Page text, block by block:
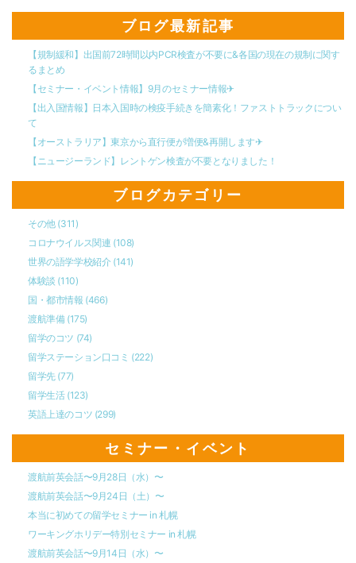
ブログ最新記事
【規制緩和】出国前72時間以内PCR検査が不要に&各国の現在の規制に関す
るまとめ
【セミナー・イベント情報】9月のセミナー情報✈︎
【出入国情報】日本入国時の検疫手続きを簡素化！ファストトラックについ
て
【オーストラリア】東京から直行便が増便&再開します✈︎
【ニュージーランド】レントゲン検査が不要となりました！
ブログカテゴリー
その他 (311)
コロナウイルス関連 (108)
世界の語学学校紹介 (141)
体験談 (110)
国・都市情報 (466)
渡航準備 (175)
留学のコツ (74)
留学ステーション口コミ (222)
留学先 (77)
留学生活 (123)
英語上達のコツ (299)
セミナー・イベント
渡航前英会話〜9月28日（水）〜
渡航前英会話〜9月24日（土）〜
本当に初めての留学セミナー in 札幌
ワーキングホリデー特別セミナー in 札幌
渡航前英会話〜9月14日（水）〜